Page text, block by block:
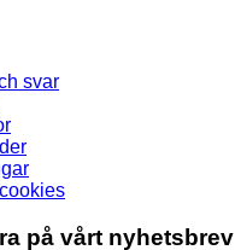
svar
på vårt nyhetsbrev